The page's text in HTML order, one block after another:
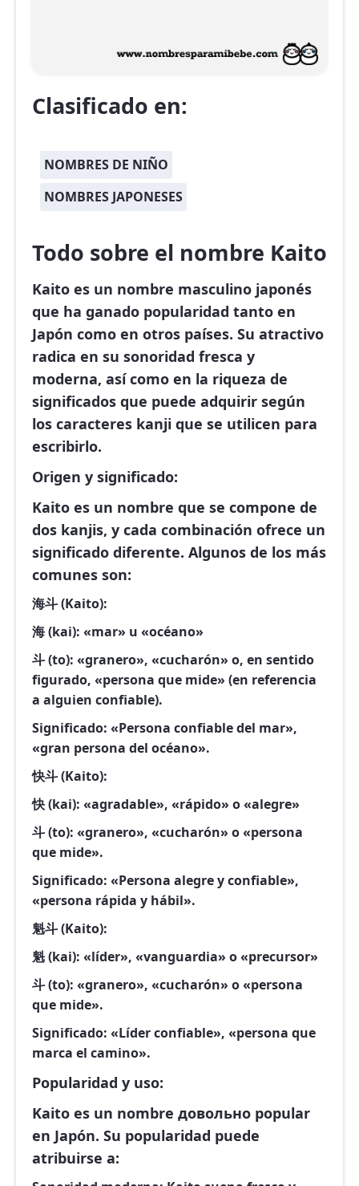
Clasificado en:
NOMBRES DE NIÑO
NOMBRES JAPONESES
Todo sobre el nombre Kaito
Kaito es un nombre masculino japonés
que ha ganado popularidad tanto en
Japón como en otros países. Su atractivo
radica en su sonoridad fresca y
moderna, así como en la riqueza de
significados que puede adquirir según
los caracteres kanji que se utilicen para
escribirlo.
Origen y significado:
Kaito es un nombre que se compone de
dos kanjis, y cada combinación ofrece un
significado diferente. Algunos de los más
comunes son:
海斗 (Kaito):
海 (kai): «mar» u «océano»
斗 (to): «granero», «cucharón» o, en sentido
figurado, «persona que mide» (en referencia
a alguien confiable).
Significado: «Persona confiable del mar»,
«gran persona del océano».
快斗 (Kaito):
快 (kai): «agradable», «rápido» o «alegre»
斗 (to): «granero», «cucharón» o «persona
que mide».
Significado: «Persona alegre y confiable»,
«persona rápida y hábil».
魁斗 (Kaito):
魁 (kai): «líder», «vanguardia» o «precursor»
斗 (to): «granero», «cucharón» o «persona
que mide».
Significado: «Líder confiable», «persona que
marca el camino».
Popularidad y uso:
Kaito es un nombre довольно popular
en Japón. Su popularidad puede
atribuirse a: